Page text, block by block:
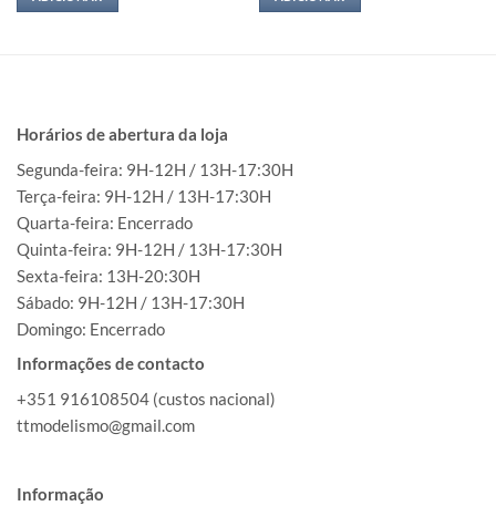
Horários de abertura da loja
Segunda-feira: 9H-12H / 13H-17:30H
Terça-feira: 9H-12H / 13H-17:30H
Quarta-feira: Encerrado
Quinta-feira: 9H-12H / 13H-17:30H
Sexta-feira: 13H-20:30H
Sábado: 9H-12H / 13H-17:30H
Domingo: Encerrado
Informações de contacto
+351 916108504 (custos nacional)
ttmodelismo@gmail.com
Informação